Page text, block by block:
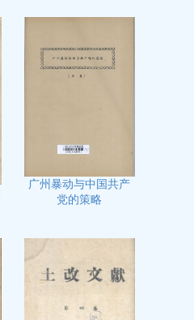
广州暴动与中国共产
党的策略